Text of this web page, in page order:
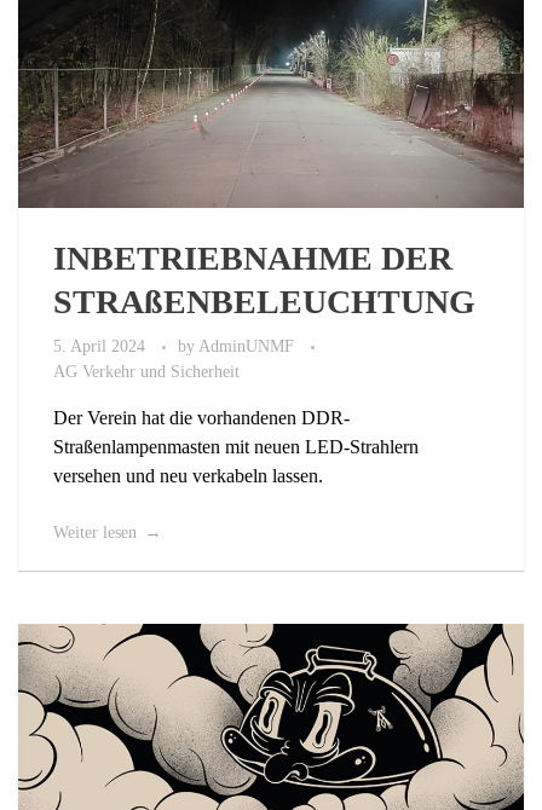
INBETRIEBNAHME DER
STRAßENBELEUCHTUNG
5. April 2024 by AdminUNMF
AG Verkehr und Sicherheit
Der Verein hat die vorhandenen DDR-
Straßenlampenmasten mit neuen LED-Strahlern
versehen und neu verkabeln lassen.
Weiter lesen